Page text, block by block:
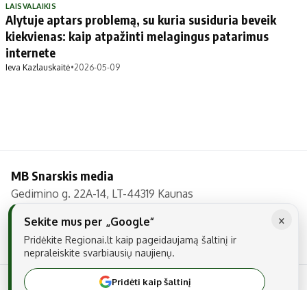
Dirbtinis intelektas
Gineso rekordai
Ekonomikos naujienos
Didžiosios savivaldybės
Šiaulių miesto
Alytaus miesto
Marijampolės
Redakcija
LAISVALAIKIS
Alytuje aptars problemą, su kuria susiduria beveik
kiekvienas: kaip atpažinti melagingus patarimus
internete
Ieva Kazlauskaitė•2026-05-09
MB Snarskis media
Gedimino g. 22A-14, LT-44319 Kaunas
Tel.: +370 606 17737
El. paštas: info@regionai.lt
© 2026 Visos teisės saugomos. Kopijuoti be raštiško sutikimo yra
×
Sekite mus per „Google“
Pridėkite Regionai.lt kaip pageidaujamą šaltinį ir
nepraleiskite svarbiausių naujienų.
Pridėti kaip šaltinį